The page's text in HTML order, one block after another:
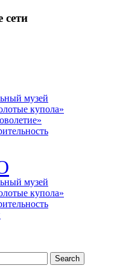
сети
музей
купола»
музeй
купола»